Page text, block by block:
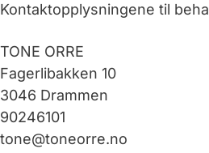
Kontaktopplysningene til
TONE ORRE
Fagerlibakken 10
3046 Drammen
90246101
tone@toneorre.no